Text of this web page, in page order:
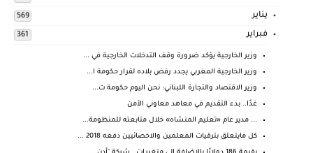
يناير 569
فبراير 361
وزير الخارجية يؤكد ضرورة وقف التدخلات الخارجية في ...
وزير الخارجية المغربي يجدد رفض بلاده لقرار حكومة ا...
وزير الاقتصاد والتجارة اللبناني: نحن اليوم حكومة ت...
غدًا.. بدء التقديم في معاهد معاوني الأمن
... مدير عام «تعليم المنشاه» خلال متابعته للمنظومة...
كل مايتعلق بترقيات المعلمين والاخصائيين دفعه 2018 ...